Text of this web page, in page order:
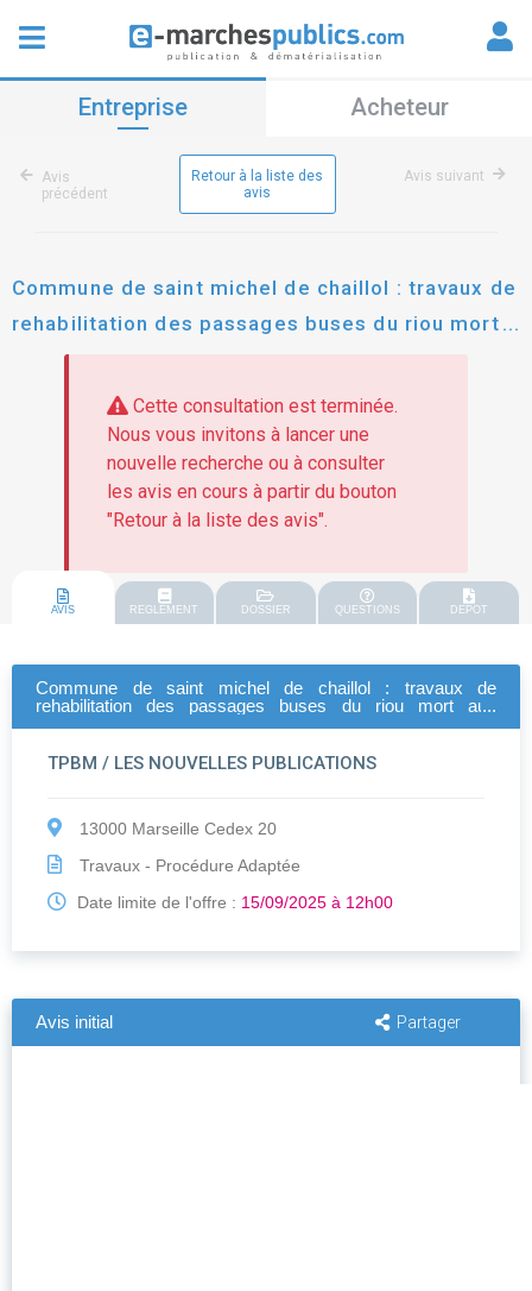
Entreprise Acheteur
Avis
précédent
Retour à la liste des
avis
Avis suivant
Commune de saint michel de chaillol : travaux de
rehabilitation des passages buses du riou mort
aux marrons et de la villette sur la commune de
st michel de chaillolCette consultation est terminée.
Nous vous invitons à lancer une
nouvelle recherche ou à consulter
les avis en cours à partir du bouton
"Retour à la liste des avis".
AVIS REGLEMENT DOSSIER QUESTIONS DEPOT
Commune de saint michel de chaillol : travaux de
rehabilitation des passages buses du riou mort aux
TPBM / LES NOUVELLES PUBLICATIONS
13000 Marseille Cedex 20
Travaux - Procédure Adaptée
Date limite de l'offre : 15/09/2025 à 12h00
Avis initial Partager